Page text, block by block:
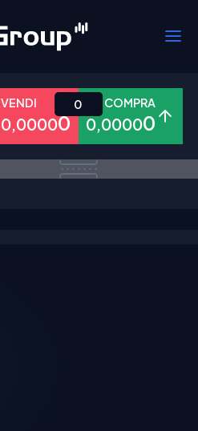
Forex Metalli Azioni
VENDI
0,00000
COMPRA
0,00000
0